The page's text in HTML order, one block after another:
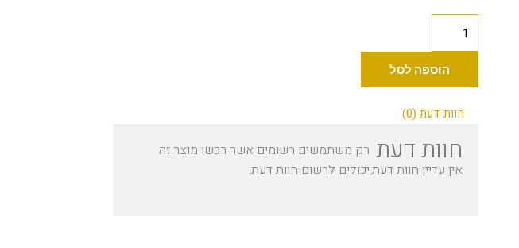
Industry
קרניישן
הוספה לסל
חוות דעת (0)
חוות דעת
אין עדיין חוות דעת.
רק משתמשים רשומים אשר רכשו מוצר זה
יכולים לרשום חוות דעת.